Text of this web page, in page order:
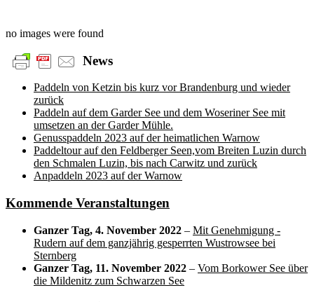
no images were found
News
Paddeln von Ketzin bis kurz vor Brandenburg und wieder
zurück
Paddeln auf dem Garder See und dem Woseriner See mit
umsetzen an der Garder Mühle.
Genusspaddeln 2023 auf der heimatlichen Warnow
Paddeltour auf den Feldberger Seen,vom Breiten Luzin durch
den Schmalen Luzin, bis nach Carwitz und zurück
Anpaddeln 2023 auf der Warnow
Kommende Veranstaltungen
Ganzer Tag, 4. November 2022 – Mit Genehmigung -
Rudern auf dem ganzjährig gesperrten Wustrowsee bei
Sternberg
Ganzer Tag, 11. November 2022 – Vom Borkower See über
die Mildenitz zum Schwarzen See